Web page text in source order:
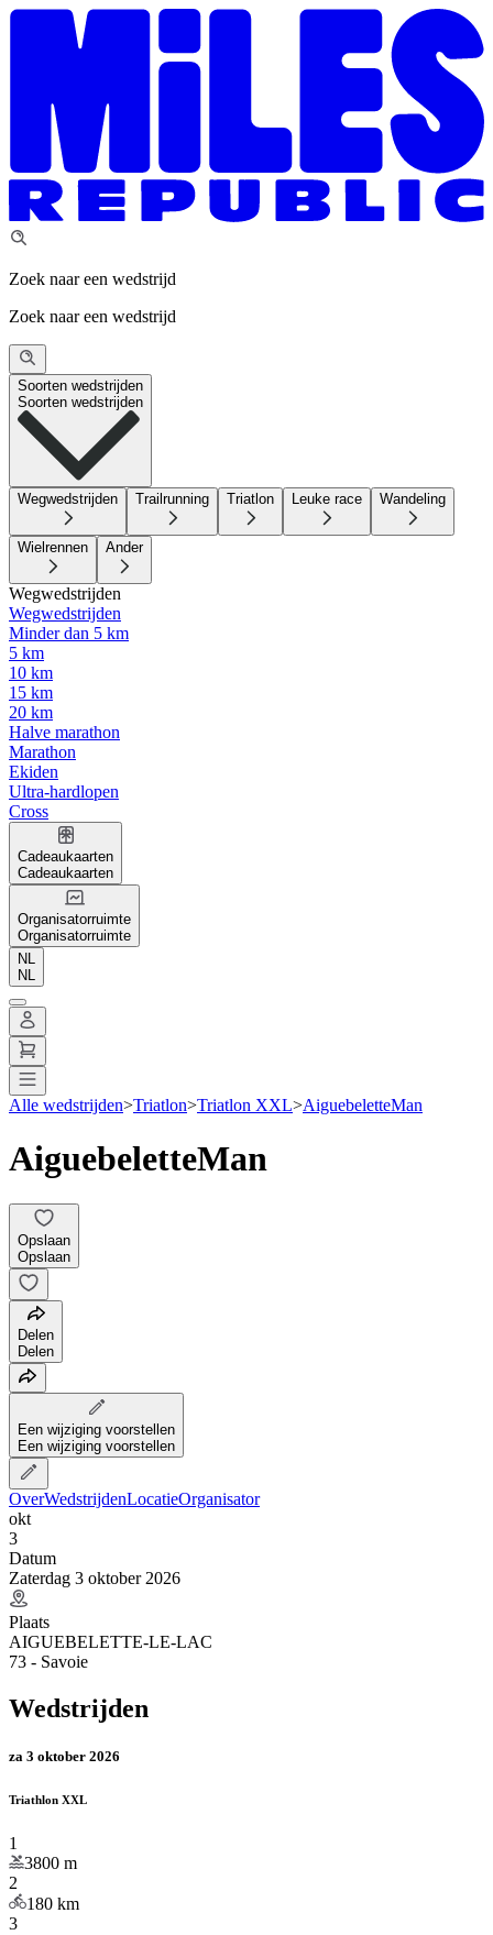
Zoek naar een wedstrijd
Zoek naar een wedstrijd
Soorten wedstrijden
Soorten wedstrijden
Wegwedstrijden Trailrunning Triatlon Leuke race Wandeling
Wielrennen Ander
Wegwedstrijden
Wegwedstrijden
Minder dan 5 km
5 km
10 km
15 km
20 km
Halve marathon
Marathon
Ekiden
Ultra-hardlopen
Cross
Cadeaukaarten
Cadeaukaarten
Organisatorruimte
Organisatorruimte
NL
NL
Alle wedstrijden>Triatlon>Triatlon XXL>AiguebeletteMan
AiguebeletteMan
Opslaan
Opslaan
Delen
Delen
Een wijziging voorstellen
Een wijziging voorstellen
OverWedstrijdenLocatieOrganisator
okt
3
Datum
Zaterdag 3 oktober 2026
Plaats
AIGUEBELETTE-LE-LAC
73 - Savoie
Wedstrijden
za 3 oktober 2026
Triathlon XXL
1
3800 m
2
180 km
3